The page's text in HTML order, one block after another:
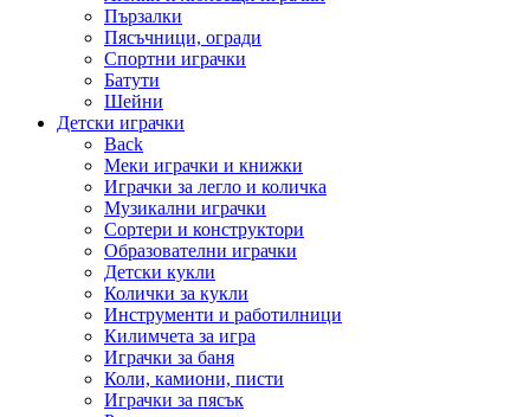
Пързалки
Пясъчници, огради
Спортни играчки
Батути
Шейни
Детски играчки
Back
Меки играчки и книжки
Играчки за легло и количка
Музикални играчки
Сортери и конструктори
Образователни играчки
Детски кукли
Колички за кукли
Инструменти и работилници
Килимчета за игра
Играчки за баня
Коли, камиони, писти
Играчки за пясък